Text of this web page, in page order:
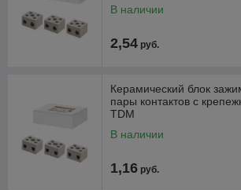
показателях до +500 °C
• Закрытый тип корпуса защищает от
соприкосновения с местом подключения
. Наличие крепежных отверстии позволяет
В наличии
2,54 руб.
Керамический блок
пары контактов с
TDM
В наличии
1,16 руб.